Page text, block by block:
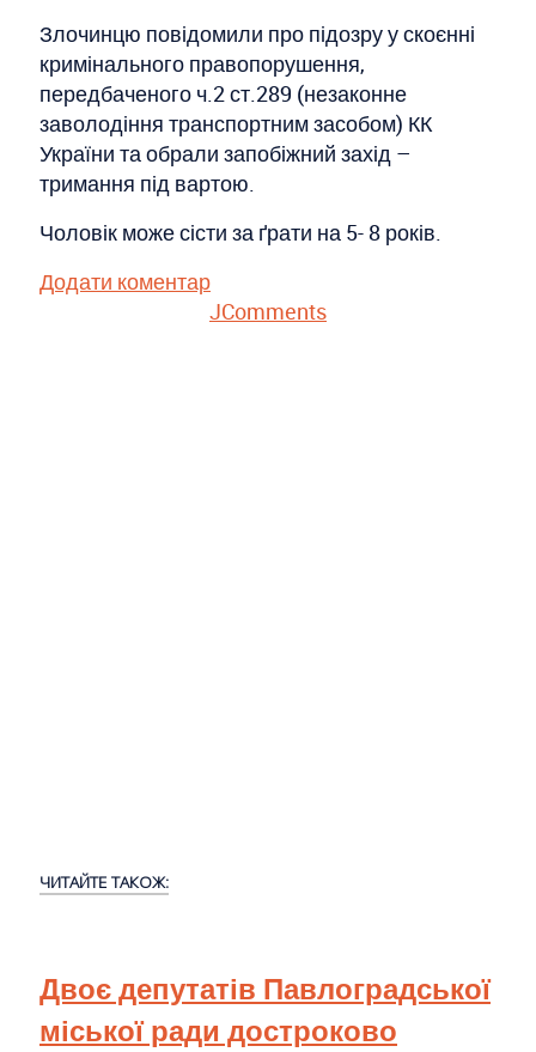
Злочинцю повідомили про підозру у скоєнні
кримінального правопорушення,
передбаченого ч.2 ст.289 (незаконне
заволодіння транспортним засобом) КК
України та обрали запобіжний захід –
тримання під вартою.
Чоловік може сісти за ґрати на 5- 8 років.
Додати коментар
JComments
ЧИТАЙТЕ ТАКОЖ:
Двоє депутатів Павлоградської
міської ради достроково